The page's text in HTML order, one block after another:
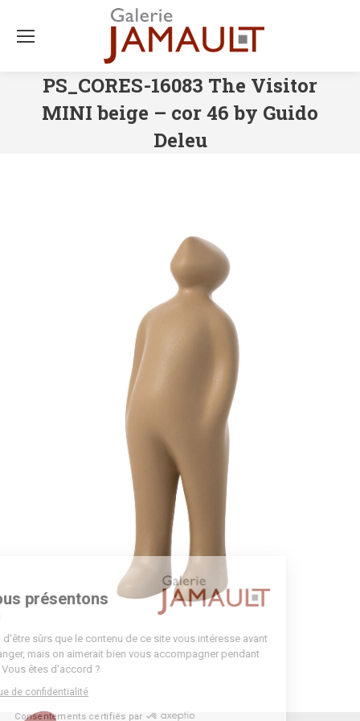
vous présentons
attendu d'être sûrs que le contenu de ce site vous intéresse avant
déranger, mais on aimerait bien vous accompagner pendant
visite... Vous êtes d'accord ?
politique de confidentialité
Consentements certifiés par
PS_CORES-16083 The Visitor
MINI beige – cor 46 by Guido
Deleu